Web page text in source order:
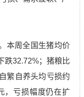
本周全国生猪均价
跌32.72%；猪粮比
繁自养头均亏损约
，亏损幅度仍在扩